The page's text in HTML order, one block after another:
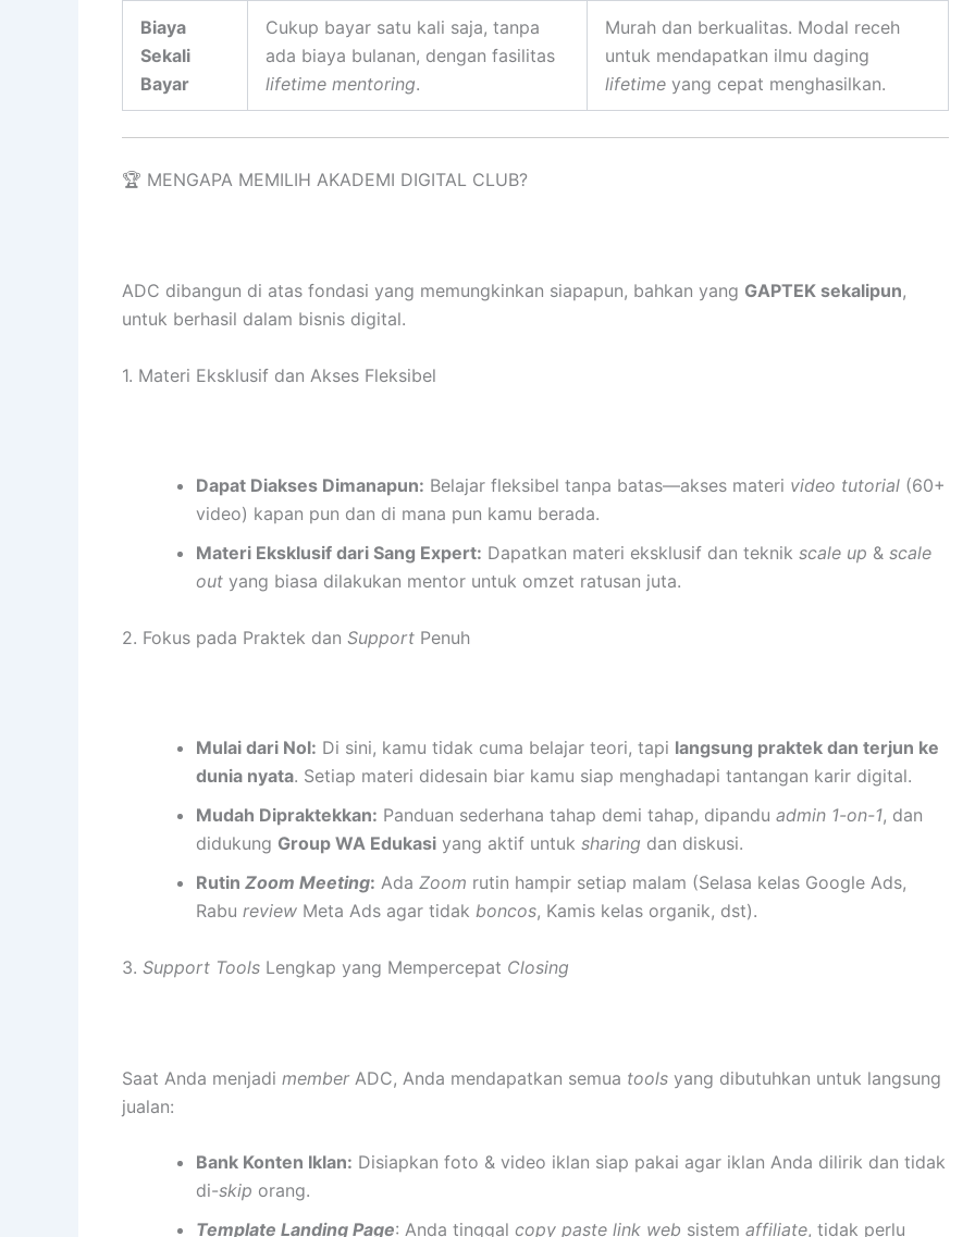
Biaya
Sekali
Bayar
Cukup bayar satu kali saja, tanpa
ada biaya bulanan, dengan fasilitas
lifetime mentoring.
Murah dan berkualitas. Modal receh
untuk mendapatkan ilmu daging
lifetime yang cepat menghasilkan.
🏆 MENGAPA MEMILIH AKADEMI DIGITAL CLUB?
ADC dibangun di atas fondasi yang memungkinkan siapapun, bahkan yang GAPTEK sekalipun,
untuk berhasil dalam bisnis digital.
1. Materi Eksklusif dan Akses Fleksibel
Dapat Diakses Dimanapun: Belajar fleksibel tanpa batas—akses materi video tutorial (60+
video) kapan pun dan di mana pun kamu berada.
Materi Eksklusif dari Sang Expert: Dapatkan materi eksklusif dan teknik scale up & scale
out yang biasa dilakukan mentor untuk omzet ratusan juta.
2. Fokus pada Praktek dan Support Penuh
Mulai dari Nol: Di sini, kamu tidak cuma belajar teori, tapi langsung praktek dan terjun ke
dunia nyata. Setiap materi didesain biar kamu siap menghadapi tantangan karir digital.
Mudah Dipraktekkan: Panduan sederhana tahap demi tahap, dipandu admin 1-on-1, dan
didukung Group WA Edukasi yang aktif untuk sharing dan diskusi.
Rutin Zoom Meeting: Ada Zoom rutin hampir setiap malam (Selasa kelas Google Ads,
Rabu review Meta Ads agar tidak boncos, Kamis kelas organik, dst).
3. Support Tools Lengkap yang Mempercepat Closing
Saat Anda menjadi memberADC, Anda mendapatkan semua tools yang dibutuhkan untuk langsung
jualan:
Bank Konten Iklan: Disiapkan foto & video iklan siap pakai agar iklan Anda dilirik dan tidak
di-skip orang.
Template Landing Page: Anda tinggal copy paste link web sistem affiliate, tidak perlu